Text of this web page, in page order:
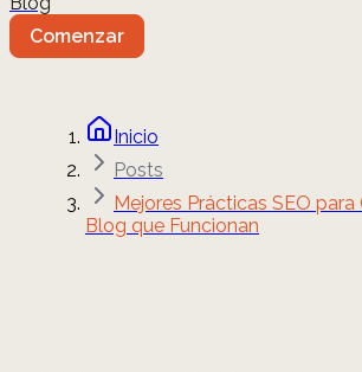
Comenzar
Inicio
Posts
Mejores Prácticas SEO
Blog que Funcionan